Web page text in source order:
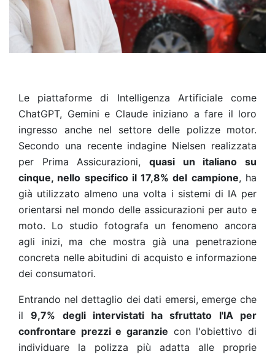
Le piattaforme di Intelligenza Artificiale come
ChatGPT, Gemini e Claude iniziano a fare il loro
ingresso anche nel settore delle polizze motor.
Secondo una recente indagine Nielsen realizzata
per Prima Assicurazioni, quasi un italiano su
cinque, nello specifico il 17,8% del campione, ha
già utilizzato almeno una volta i sistemi di IA per
orientarsi nel mondo delle assicurazioni per auto e
moto. Lo studio fotografa un fenomeno ancora
agli inizi, ma che mostra già una penetrazione
concreta nelle abitudini di acquisto e informazione
dei consumatori.
Entrando nel dettaglio dei dati emersi, emerge che
il9,7% degli intervistati ha sfruttato l'IA per
confrontare prezzi e garanzie con l'obiettivo di
individuare la polizza più adatta alle proprie